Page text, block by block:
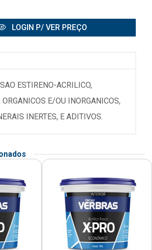
LOGIN P/ VER PREÇO
ESTIRENO-ACRILICO,
E/OU INORGANICOS,
INERTES, E ADITIVOS.